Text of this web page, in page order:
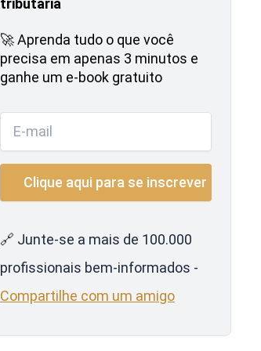
tributária
🚀 Aprenda tudo o que você
precisa em apenas 3 minutos e
ganhe um e-book gratuito
🔗 Junte-se a mais de 100.000
profissionais bem-informados -
Compartilhe com um amigo